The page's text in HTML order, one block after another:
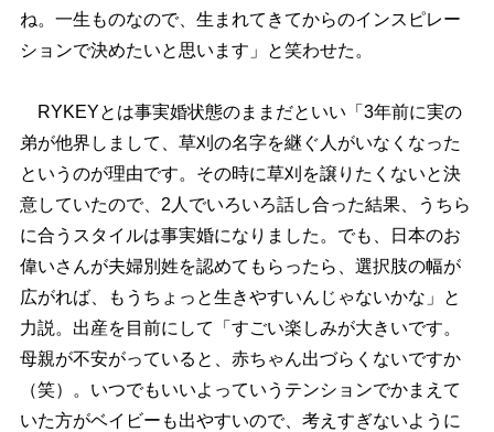
ね。一生ものなので、生まれてきてからのインスピレー
ションで決めたいと思います」と笑わせた。
RYKEYとは事実婚状態のままだといい「3年前に実の
弟が他界しまして、草刈の名字を継ぐ人がいなくなった
というのが理由です。その時に草刈を譲りたくないと決
意していたので、2人でいろいろ話し合った結果、うちら
に合うスタイルは事実婚になりました。でも、日本のお
偉いさんが夫婦別姓を認めてもらったら、選択肢の幅が
広がれば、もうちょっと生きやすいんじゃないかな」と
力説。出産を目前にして「すごい楽しみが大きいです。
母親が不安がっていると、赤ちゃん出づらくないですか
（笑）。いつでもいいよっていうテンションでかまえて
いた方がベイビーも出やすいので、考えすぎないように